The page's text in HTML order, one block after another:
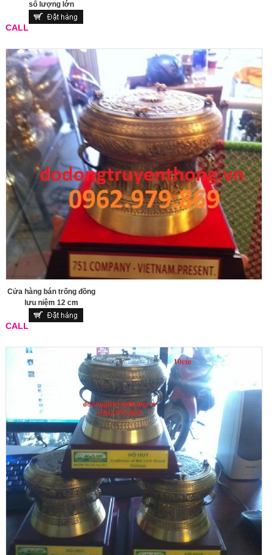
số lượng lớn
CALL
Cửa hàng bán trống đồng
lưu niệm 12 cm
CALL